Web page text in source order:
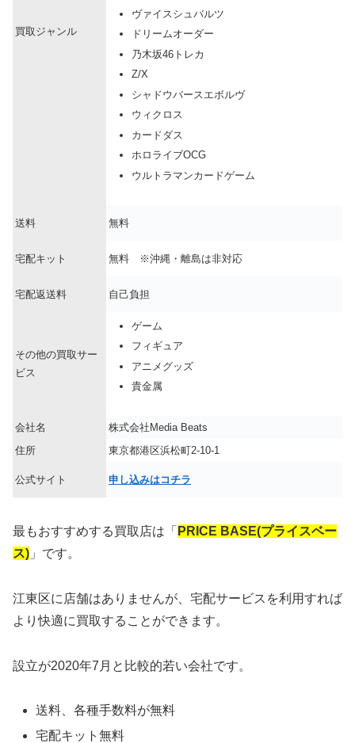
買取ジャンル
ヴァイスシュバルツ
ドリームオーダー
乃木坂46トレカ
Z/X
シャドウバースエボルヴ
ウィクロス
カードダス
ホロライブOCG
ウルトラマンカードゲーム
送料 無料
宅配キット 無料 ※沖縄・離島は非対応
宅配返送料 自己負担
その他の買取サー
ビス
ゲーム
フィギュア
アニメグッズ
貴金属
会社名
株式会社Media Beats
住所
東京都港区浜松町2-10-1
公式サイト 申し込みはコチラ
最もおすすめする買取店は「 PRICE BASE(プライスベー
ス) 」です。
江東区に店舗はありませんが、宅配サービスを利用すれば
より快適に買取することができます。
設立が2020年7月と比較的若い会社です。
送料、各種手数料が無料
宅配キット無料